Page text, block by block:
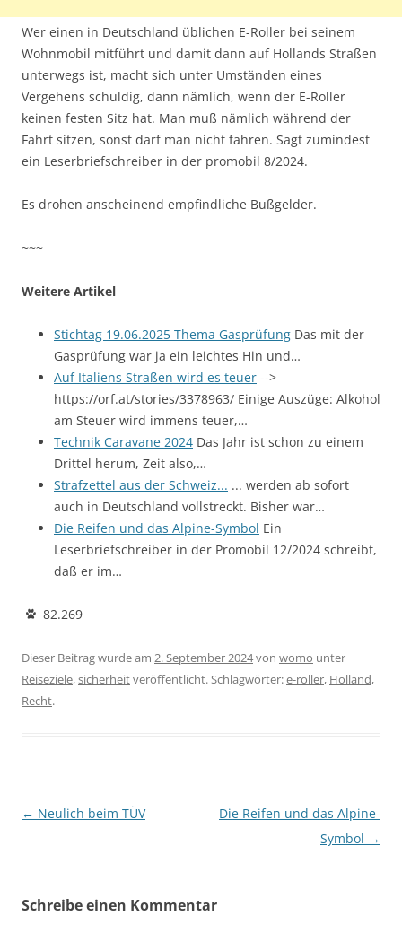
Wer einen in Deutschland üblichen E-Roller bei seinem
Wohnmobil mitführt und damit dann auf Hollands Straßen
unterwegs ist, macht sich unter Umständen eines
Vergehens schuldig, dann nämlich, wenn der E-Roller
keinen festen Sitz hat. Man muß nämlich während der
Fahrt sitzen, sonst darf man nicht fahren. Sagt zumindest
ein Leserbriefschreiber in der promobil 8/2024.
Es drohen anscheinend empfindliche Bußgelder.
~~~
Weitere Artikel
Stichtag 19.06.2025 Thema Gasprüfung Das mit der
Gasprüfung war ja ein leichtes Hin und…
Auf Italiens Straßen wird es teuer -->
https://orf.at/stories/3378963/ Einige Auszüge: Alkohol
am Steuer wird immens teuer,…
Technik Caravane 2024 Das Jahr ist schon zu einem
Drittel herum, Zeit also,…
Strafzettel aus der Schweiz... ... werden ab sofort
auch in Deutschland vollstreckt. Bisher war…
Die Reifen und das Alpine-Symbol Ein
Leserbriefschreiber in der Promobil 12/2024 schreibt,
daß er im…
82.269
Dieser Beitrag wurde am 2. September 2024von womo unter
Reiseziele,sicherheitveröffentlicht. Schlagwörter:e-roller, Holland,
Recht.
Beitragsnavigation
← Neulich beim TÜV
Die Reifen und das Alpine-
Symbol →
Schreibe einen Kommentar